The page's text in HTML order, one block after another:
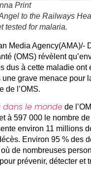
Print
to the Railways
tested for malaria.
Media Agency(AMA)/-
(OMS) révèlent
dus à cette maladie ont
grave menace pour
de l’OMS.
dans le monde de
à 597 000 le nombre
environ 11 millions
Environ 95 % des
de nombreuses
prévenir, détecter et